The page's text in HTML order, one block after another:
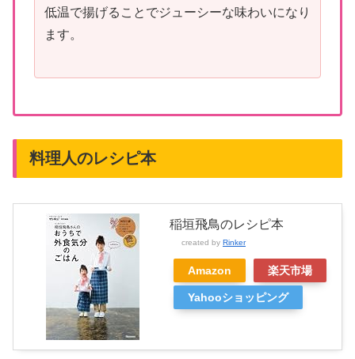
低温で揚げることでジューシーな味わいになり
ます。
料理人のレシピ本
稲垣飛鳥のレシピ本
created by Rinker
Amazon 楽天市場
Yahooショッピング